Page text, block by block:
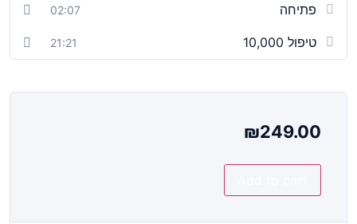
פתיחה 02:07
טיפול 10,000 21:21
₪249.00